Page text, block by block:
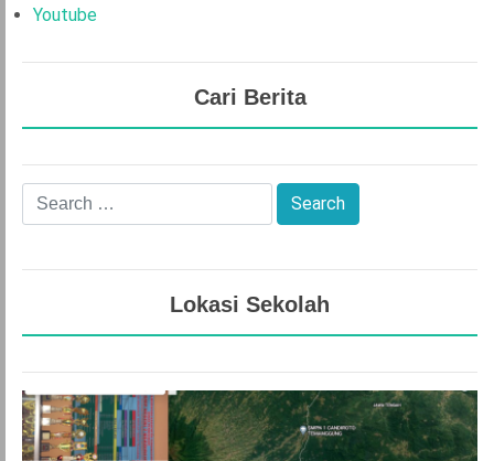
Youtube
Cari Berita
Lokasi Sekolah